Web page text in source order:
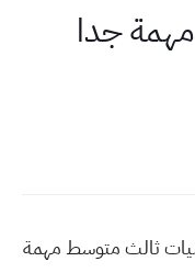
جدا
ثالث متوسط مهمة